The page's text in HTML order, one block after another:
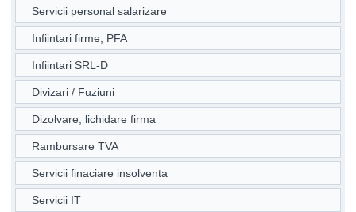
Servicii personal salarizare
Infiintari firme, PFA
Infiintari SRL-D
Divizari / Fuziuni
Dizolvare, lichidare firma
Rambursare TVA
Servicii finaciare insolventa
Servicii IT